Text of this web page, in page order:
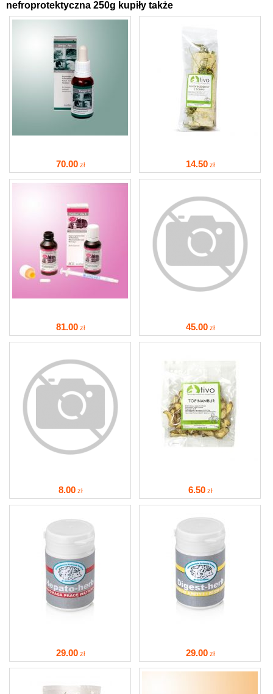
nefroprotektyczna 250g kupiły także
70.00 zł 14.50 zł
81.00 zł 45.00 zł
8.00 zł 6.50 zł
29.00 zł 29.00 zł